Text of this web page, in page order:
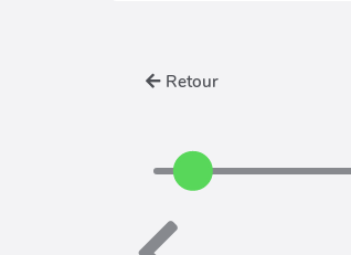
Retour